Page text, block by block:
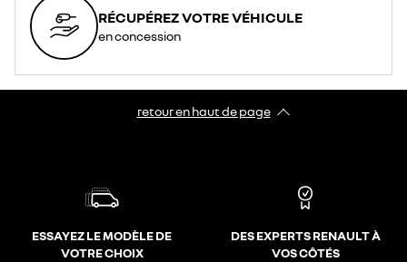
RÉCUPÉREZ VOTRE VÉHICULE
en concession
retour en haut de page​
ESSAYEZ LE MODÈLE DE
VOTRE CHOIX
DES EXPERTS RENAULT À
VOS CÔTÉS